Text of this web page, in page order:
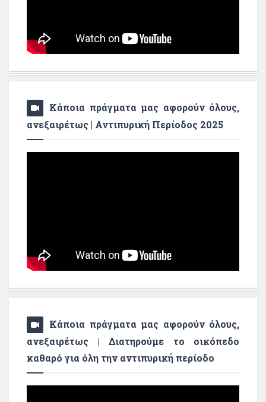
Κάποια πράγματα μας αφορούν όλους,
ανεξαιρέτως | Αντιπυρική Περίοδος 2025
Κάποια πράγματα μας αφορούν όλους,
ανεξαιρέτως | Διατηρούμε το οικόπεδο
καθαρό για όλη την αντιπυρική περίοδο